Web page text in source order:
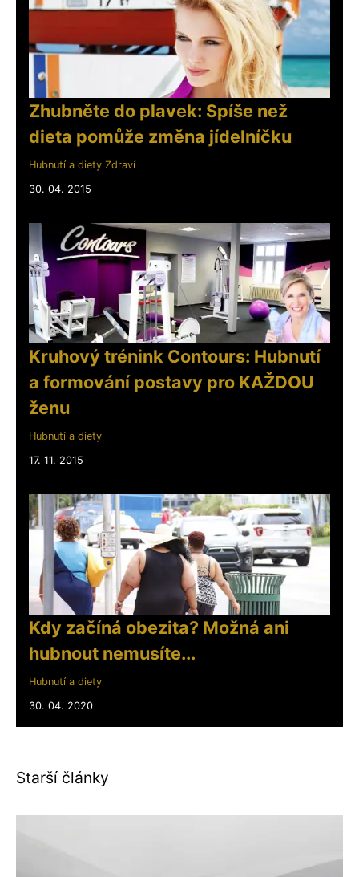
Zhubněte do plavek: Spíše než
dieta pomůže změna jídelníčku
Hubnutí a diety Zdraví
30. 04. 2015
Kruhový trénink Contours: Hubnutí
a formování postavy pro KAŽDOU
ženu
Hubnutí a diety
17. 11. 2015
Kdy začíná obezita? Možná ani
hubnout nemusíte...
Hubnutí a diety
30. 04. 2020
Starší články